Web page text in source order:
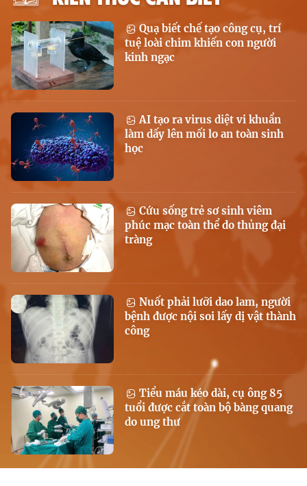
Quạ biết chế tạo công cụ, trí
tuệ loài chim khiến con người
kinh ngạc
AI tạo ra virus diệt vi khuẩn
làm dấy lên mối lo an toàn sinh
học
Cứu sống trẻ sơ sinh viêm
phúc mạc toàn thể do thủng đại
tràng
Nuốt phải lưỡi dao lam, người
bệnh được nội soi lấy dị vật thành
công
Tiểu máu kéo dài, cụ ông 85
tuổi được cắt toàn bộ bàng quang
do ung thư